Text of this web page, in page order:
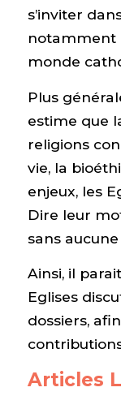
s’inviter
notamment
monde
Plus
estime que
religions
vie, la
enjeux, les
Dire leur
sans
Ainsi, il
Eglises
dossiers,
Articles